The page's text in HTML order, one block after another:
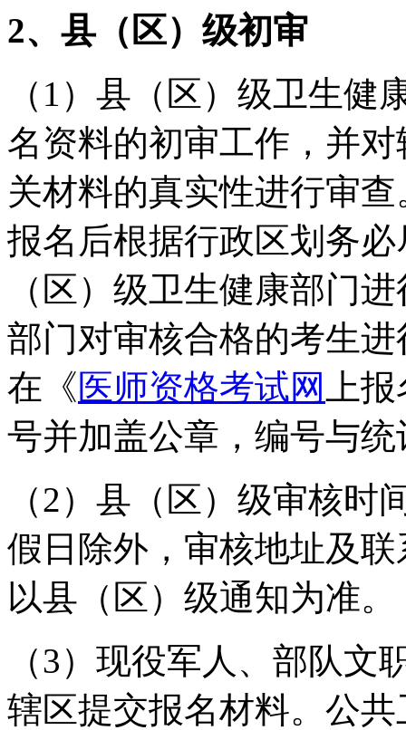
2、县（区）级初审
（ 1 ）县 （区） 级卫生健
名资料的初审工作，并
关材料的真实性进行审查
报名后根据行政区划务
（区） 级卫生健康部门进
部门对审核合格的考生
在《医师资格考试网
上
号并加盖公章，编号与
（2）县 （区）级审核时
假日除外 ，审核地址及
以县 （区）级通知为准。
（3） 现役军人、部队文
辖区提交报名材料。公